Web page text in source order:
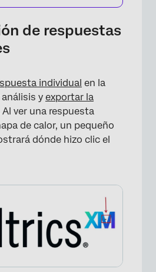
de respuestas
individual en la
y exportar la
Al ver una respuesta
de calor, un pequeño
dónde hizo clic el